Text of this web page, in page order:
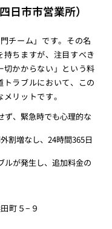
日市市営業所）
チーム」です。その名
ちますが、注目すべき
切かからない」という料
ラブルにおいて、この
リットです。
ず、緊急時でも心理的な
割増なし、24時間365日
ルが発生し、追加料金の
町５−９